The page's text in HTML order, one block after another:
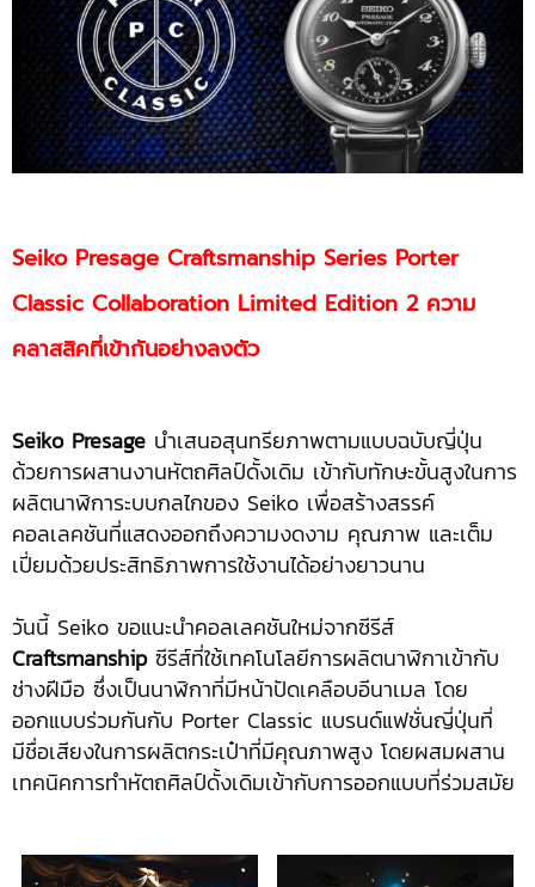
Seiko Presage Craftsmanship Series Porter
Classic Collaboration Limited Edition 2 ความ
คลาสสิคที่เข้ากันอย่างลงตัว
Seiko Presage นำเสนอสุนทรียภาพตามแบบฉบับญี่ปุ่น
ด้วยการผสานงานหัตถศิลป์ดั้งเดิม เข้ากับทักษะขั้นสูงในการ
ผลิตนาฬิการะบบกลไกของ Seiko เพื่อสร้างสรรค์
คอลเลคชันที่แสดงออกถึงความงดงาม คุณภาพ และเต็ม
เปี่ยมด้วยประสิทธิภาพการใช้งานได้อย่างยาวนาน
วันนี้ Seiko ขอแนะนำคอลเลคชันใหม่จากซีรีส์
Craftsmanshipซีรีส์ที่ใช้เทคโนโลยีการผลิตนาฬิกาเข้ากับ
ช่างฝีมือ ซึ่งเป็นนาฬิกาที่มีหน้าปัดเคลือบอีนาเมล โดย
ออกแบบร่วมกันกับ Porter Classic แบรนด์แฟชั่นญี่ปุ่นที่
มีชื่อเสียงในการผลิตกระเป๋าที่มีคุณภาพสูง โดยผสมผสาน
เทคนิคการทำหัตถศิลป์ดั้งเดิมเข้ากับการออกแบบที่ร่วมสมัย